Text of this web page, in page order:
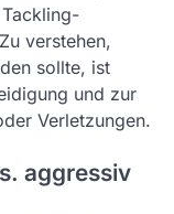
verstehen,
sollte, ist
und zur
Verletzungen.
aggressiv